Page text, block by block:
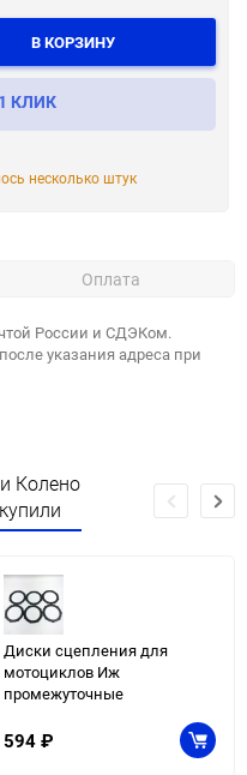
В КОРЗИНУ
КЛИК
несколько штук
Оплата
России и СДЭКом.
указания адреса при
Колено
Диски сцепления для
мотоциклов Иж
промежуточные
594 ₽